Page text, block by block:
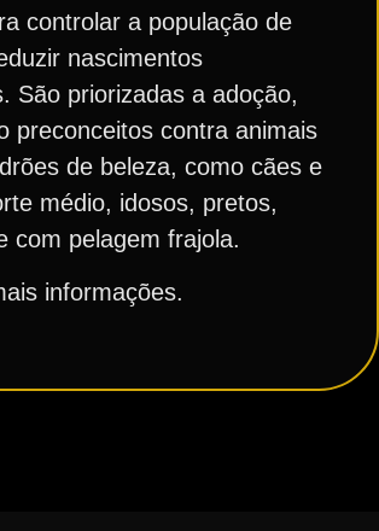
controlar a população de
nascimentos
São priorizadas a adoção,
preconceitos contra animais
de beleza, como cães e
médio, idosos, pretos,
com pelagem frajola.
informações.